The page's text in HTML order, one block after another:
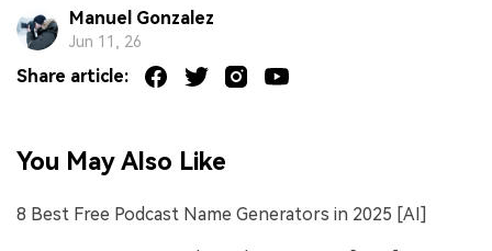
Manuel Gonzalez
Jun 11, 26
Share article:
You May Also Like
8 Best Free Podcast Name Generators in 2025 [AI]